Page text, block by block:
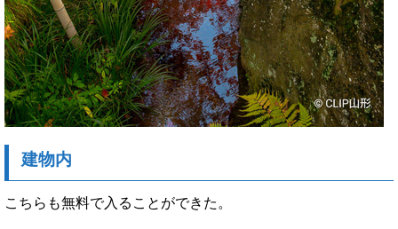
建物内
こちらも無料で入ることができた。